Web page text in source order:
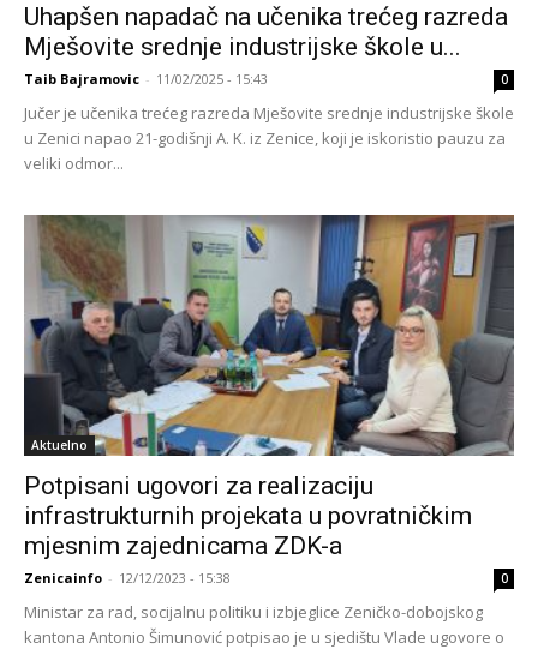
Uhapšen napadač na učenika trećeg razreda
Mješovite srednje industrijske škole u...
Taib Bajramovic - 11/02/2025 - 15:43 0
Jučer je učenika trećeg razreda Mješovite srednje industrijske škole
u Zenici napao 21-godišnji A. K. iz Zenice, koji je iskoristio pauzu za
veliki odmor...
Aktuelno
Potpisani ugovori za realizaciju
infrastrukturnih projekata u povratničkim
mjesnim zajednicama ZDK-a
Zenicainfo - 12/12/2023 - 15:38 0
Ministar za rad, socijalnu politiku i izbjeglice Zeničko-dobojskog
kantona Antonio Šimunović potpisao je u sjedištu Vlade ugovore o